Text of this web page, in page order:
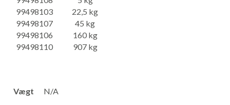
99498103
22,5 kg
99498107
45 kg
99498106
160 kg
99498110
907 kg
Vægt N/A